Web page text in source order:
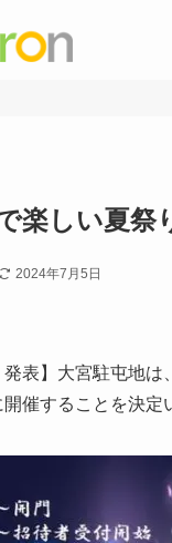
楽しい夏祭
2024年7月5日
表】大宮駐屯地は
開催することを決